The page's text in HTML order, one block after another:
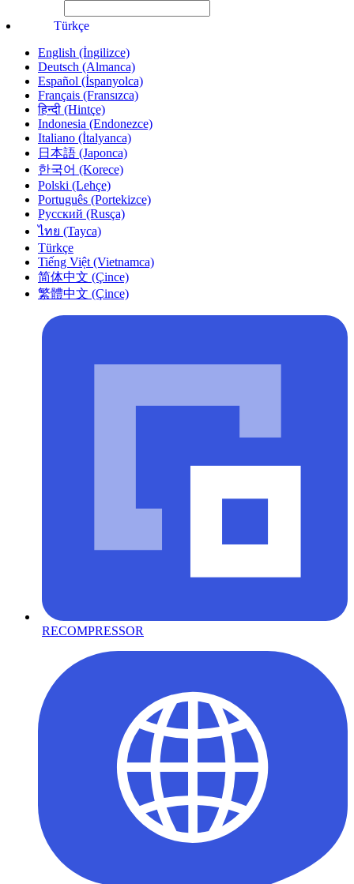
Türkçe
English (İngilizce)
Deutsch (Almanca)
Español (İspanyolca)
Français (Fransızca)
हिन्दी (Hintçe)
Indonesia (Endonezce)
Italiano (İtalyanca)
日本語 (Japonca)
한국어 (Korece)
Polski (Lehçe)
Português (Portekizce)
Русский (Rusça)
ไทย (Tayca)
Türkçe
Tiếng Việt (Vietnamca)
简体中文 (Çince)
繁體中文 (Çince)
RECOMPRESSOR